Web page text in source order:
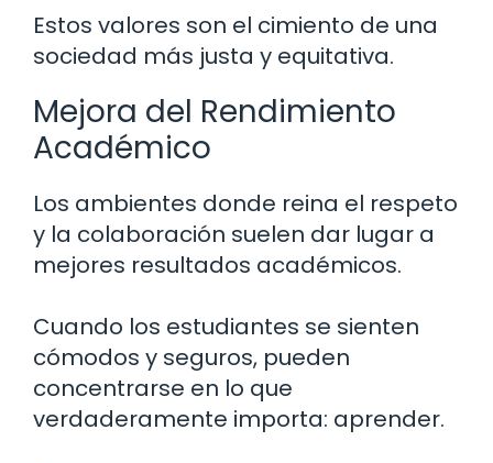
Estos valores son el cimiento de una
sociedad más justa y equitativa.
Mejora del Rendimiento
Académico
Los ambientes donde reina el respeto
y la colaboración suelen dar lugar a
mejores resultados académicos.
Cuando los estudiantes se sienten
cómodos y seguros, pueden
concentrarse en lo que
verdaderamente importa: aprender.